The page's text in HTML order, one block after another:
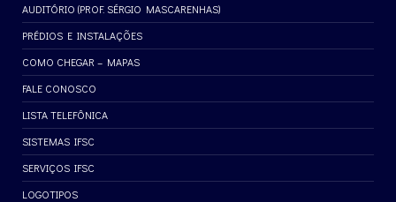
AUDITÓRIO (PROF. SÉRGIO MASCARENHAS)
PRÉDIOS E INSTALAÇÕES
COMO CHEGAR – MAPAS
FALE CONOSCO
LISTA TELEFÔNICA
SISTEMAS IFSC
SERVIÇOS IFSC
LOGOTIPOS